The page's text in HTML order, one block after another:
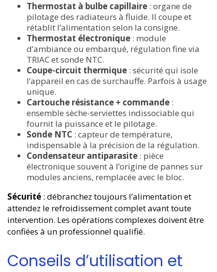
Thermostat à bulbe capillaire : organe de
pilotage des radiateurs à fluide. Il coupe et
rétablit l’alimentation selon la consigne.
Thermostat électronique : module
d’ambiance ou embarqué, régulation fine via
TRIAC et sonde NTC.
Coupe-circuit thermique : sécurité qui isole
l’appareil en cas de surchauffe. Parfois à usage
unique.
Cartouche résistance + commande :
ensemble sèche-serviettes indissociable qui
fournit la puissance et le pilotage.
Sonde NTC : capteur de température,
indispensable à la précision de la régulation.
Condensateur antiparasite : pièce
électronique souvent à l’origine de pannes sur
modules anciens, remplacée avec le bloc.
Sécurité : débranchez toujours l’alimentation et
attendez le refroidissement complet avant toute
intervention. Les opérations complexes doivent être
confiées à un professionnel qualifié.
Conseils d’utilisation et